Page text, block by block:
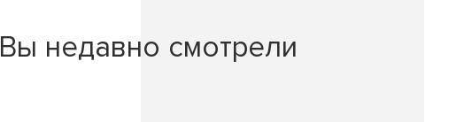
Вы недавно смотрели